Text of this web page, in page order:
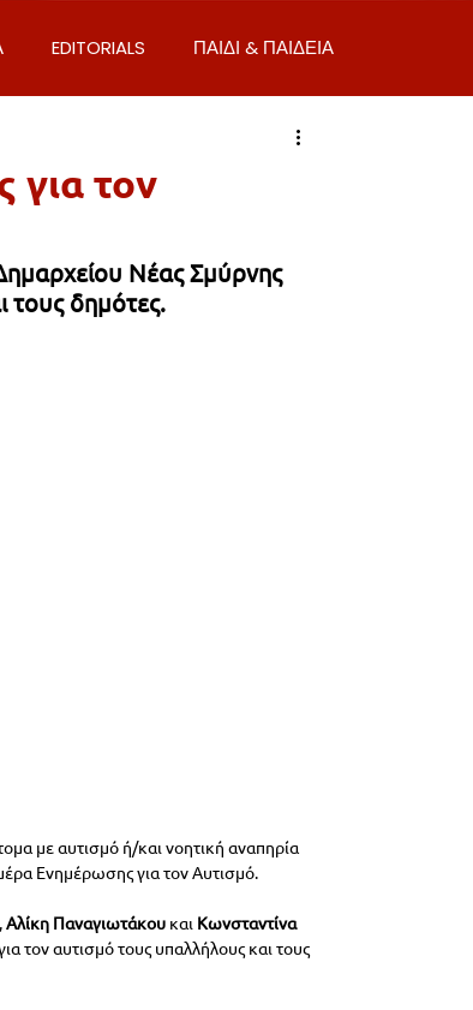
EDITORIALS ΠΑΙΔΙ & ΠΑΙΔΕΙΑ
ΟΙΚΟΝΟΜΙΑ & ΑΓΟΡΑ
τον
Νέας Σμύρνης
τους δημότες.
με αυτισμό ή/και νοητική αναπηρία
Ενημέρωσης για τον Αυτισμό.
Αλίκη Παναγιωτάκου και Κωνσταντίνα
τον αυτισμό τους υπαλλήλους και τους